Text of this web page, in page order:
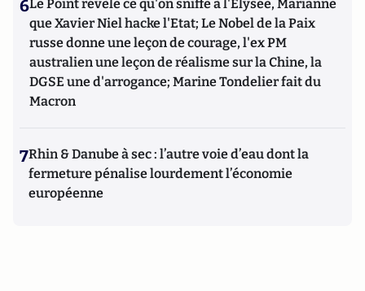
6Le Point révèle ce qu'on sniffe à l'Elysée, Marianne
que Xavier Niel hacke l'Etat; Le Nobel de la Paix
russe donne une leçon de courage, l'ex PM
australien une leçon de réalisme sur la Chine, la
DGSE une d'arrogance; Marine Tondelier fait du
Macron
7Rhin & Danube à sec : l’autre voie d’eau dont la
fermeture pénalise lourdement l’économie
européenne